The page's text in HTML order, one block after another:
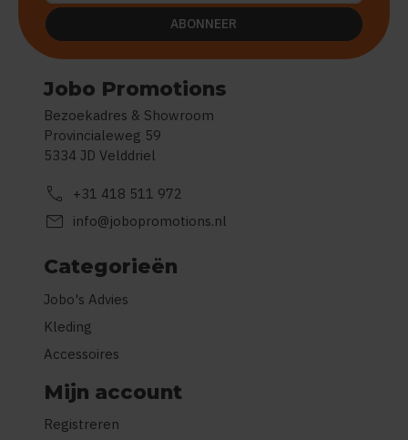
Jobo Promotions
Bezoekadres & Showroom
Provincialeweg 59
5334 JD Velddriel
call +31 418 511 972
mail info@jobopromotions.nl
Categorieën
Jobo's Advies
Kleding
Accessoires
Mijn account
Registreren
ABONNEER